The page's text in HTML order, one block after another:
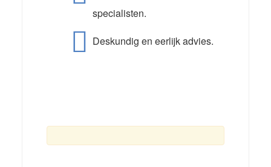
specialisten.
Deskundig en eerlijk advies.